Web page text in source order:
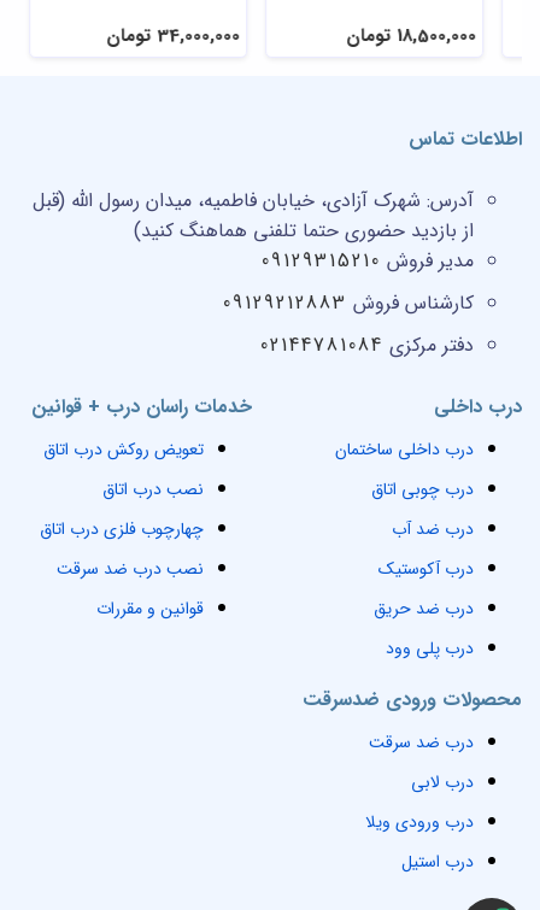
18,500,000 تومان 34,000,000 تومان
خدمات راسان درب + قوانین
تعویض روکش درب اتاق
نصب درب اتاق
چهارچوب فلزی درب اتاق
نصب درب ضد سرقت
قوانین و مقررات
محصولات ورودی ضدسرقت
درب ضد سرقت
درب لابی
درب ورودی ویلا
درب استیل
درب داخلی
درب داخلی ساختمان
درب چوبی اتاق
درب ضد آب
درب آکوستیک
درب ضد حریق
درب پلی وود
اطلاعات تماس
آدرس: شهرک آزادی، خیابان فاطمیه، میدان رسول الله (قبل
از بازدید حضوری حتما تلفنی هماهنگ کنید)
مدیر فروش 09129315210
کارشناس فروش 09129212883
دفتر مرکزی 02144781084